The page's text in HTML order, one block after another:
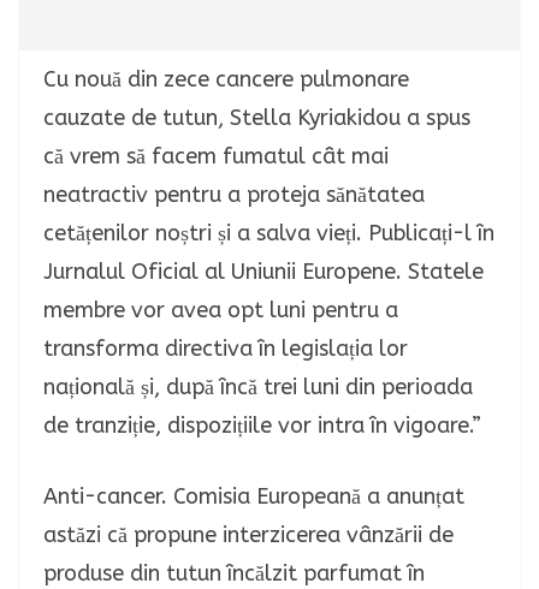
Cu nouă din zece cancere pulmonare
cauzate de tutun, Stella Kyriakidou a spus
că vrem să facem fumatul cât mai
neatractiv pentru a proteja sănătatea
cetățenilor noștri și a salva vieți. Publicați-l în
Jurnalul Oficial al Uniunii Europene. Statele
membre vor avea opt luni pentru a
transforma directiva în legislația lor
națională și, după încă trei luni din perioada
de tranziție, dispozițiile vor intra în vigoare.”
Anti-cancer. Comisia Europeană a anunțat
astăzi că propune interzicerea vânzării de
produse din tutun încălzit parfumat în